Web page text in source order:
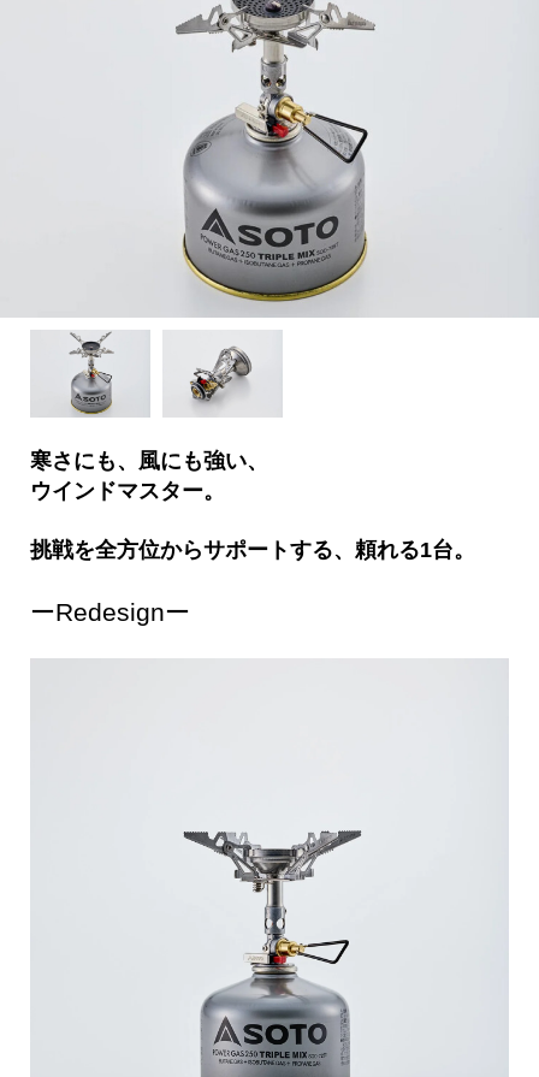
寒さにも、風にも強い、
ウインドマスター。
挑戦を全方位からサポートする、頼れる1台。
ーRedesignー